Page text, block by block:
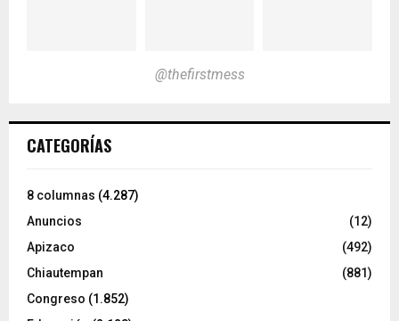
@thefirstmess
CATEGORÍAS
8 columnas (4.287)
Anuncios
(12)
Apizaco
(492)
Chiautempan
(881)
Congreso (1.852)